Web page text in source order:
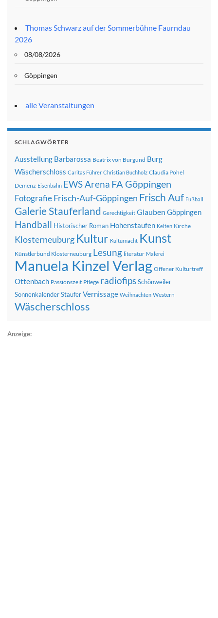
Thomas Schwarz auf der Sommerbühne Faurndau
2026
08/08/2026
Göppingen
alle Veranstaltungen
SCHLAGWÖRTER
Ausstellung Barbarossa Beatrix von Burgund Burg
Wäscherschloss Caritas Führer Christian Buchholz Claudia Pohel
Demenz Eisenbahn EWS Arena FA Göppingen
FotografieFrisch-Auf-Göppingen Frisch Auf Fußball
Galerie Stauferland Gerechtigkeit Glauben Göppingen
Handball Historischer Roman Hohenstaufen Kelten Kirche
Klosterneuburg Kultur Kulturnacht Kunst
Künstlerbund Klosterneuburg Lesung literatur Malerei
Manuela Kinzel Verlag Offener Kulturtreff
Ottenbach Passionszeit Pflege radiofipsSchönweiler
SonnenkalenderStauferVernissage Weihnachten Western
Wäscherschloss
Anzeige: